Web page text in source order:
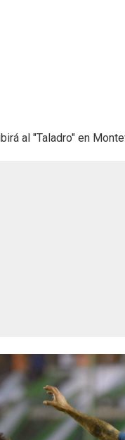
al "Taladro" en